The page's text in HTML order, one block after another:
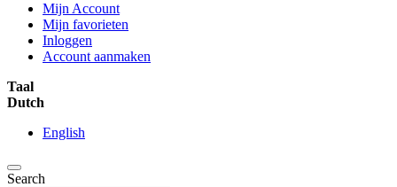
Mijn Account
Mijn favorieten
Inloggen
Account aanmaken
Taal
Dutch
English
Search